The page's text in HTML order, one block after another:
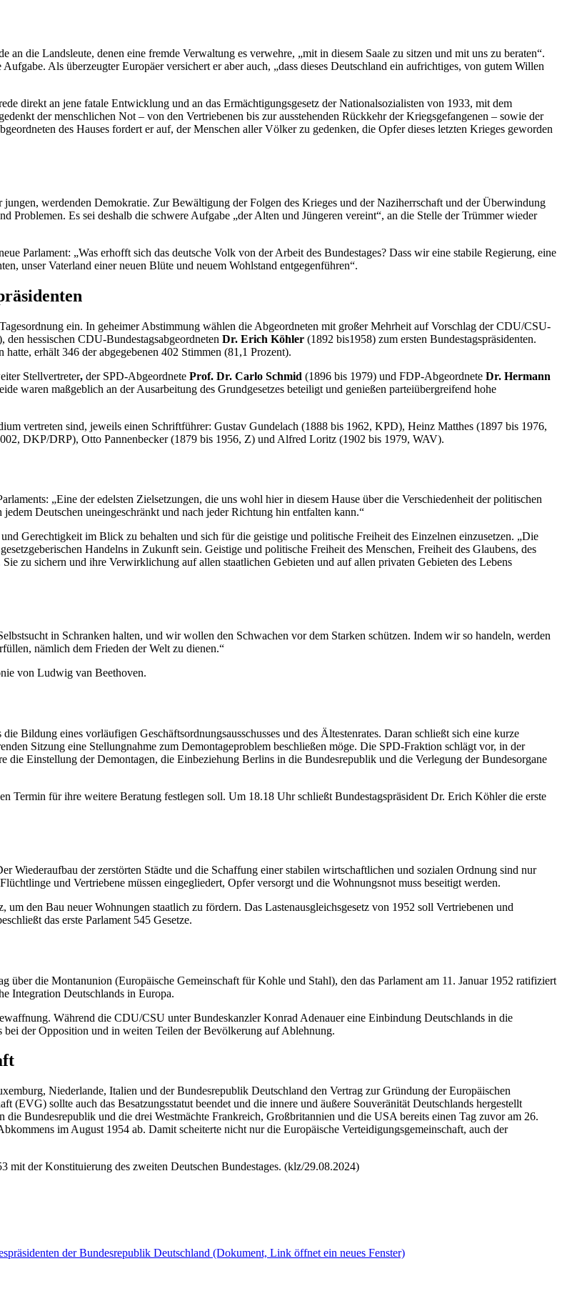
die Landsleute, denen eine fremde Verwaltung es verwehre, „mit in diesem Saale zu sitzen und mit uns zu beraten“.
Als überzeugter Europäer versichert er aber auch, „dass dieses Deutschland ein aufrichtiges, von gutem Willen
direkt an jene fatale Entwicklung und an das Ermächtigungsgesetz der Nationalsozialisten von 1933, mit dem
der menschlichen Not – von den Vertriebenen bis zur ausstehenden Rückkehr der Kriegsgefangenen – sowie der
des Hauses fordert er auf, der Menschen aller Völker zu gedenken, die Opfer dieses letzten Krieges geworden
werdenden Demokratie. Zur Bewältigung der Folgen des Krieges und der Naziherrschaft und der Überwindung
Es sei deshalb die schwere Aufgabe „der Alten und Jüngeren vereint“, an die Stelle der Trümmer wieder
Parlament: „Was erhofft sich das deutsche Volk von der Arbeit des Bundestages? Dass wir eine stabile Regierung, eine
unser Vaterland einer neuen Blüte und neuem Wohlstand entgegenführen“.
ein. In geheimer Abstimmung wählen die Abgeordneten mit großer Mehrheit auf Vorschlag der CDU/CSU-
hessischen CDU-Bundestagsabgeordneten Dr. Erich Köhler (1892 bis1958) zum ersten Bundestagspräsidenten.
erhält 346 der abgegebenen 402 Stimmen (81,1 Prozent).
Stellvertreter, der SPD-Abgeordnete Prof. Dr. Carlo Schmid (1896 bis 1979) und FDP-Abgeordnete Dr. Hermann
waren maßgeblich an der Ausarbeitung des Grundgesetzes beteiligt und genießen parteiübergreifend hohe
vertreten sind, jeweils einen Schriftführer: Gustav Gundelach (1888 bis 1962, KPD), Heinz Matthes (1897 bis 1976,
DKP/DRP), Otto Pannenbecker (1879 bis 1956, Z) und Alfred Loritz (1902 bis 1979, WAV).
„Eine der edelsten Zielsetzungen, die uns wohl hier in diesem Hause über die Verschiedenheit der politischen
Deutschen uneingeschränkt und nach jeder Richtung hin entfalten kann.“
Gerechtigkeit im Blick zu behalten und sich für die geistige und politische Freiheit des Einzelnen einzusetzen. „Die
Handelns in Zukunft sein. Geistige und politische Freiheit des Menschen, Freiheit des Glaubens, des
zu sichern und ihre Verwirklichung auf allen staatlichen Gebieten und auf allen privaten Gebieten des Lebens
in Schranken halten, und wir wollen den Schwachen vor dem Starken schützen. Indem wir so handeln, werden
nämlich dem Frieden der Welt zu dienen.“
von Ludwig van Beethoven.
Bildung eines vorläufigen Geschäftsordnungsausschusses und des Ältestenrates. Daran schließt sich eine kurze
Sitzung eine Stellungnahme zum Demontageproblem beschließen möge. Die SPD-Fraktion schlägt vor, in der
die Einstellung der Demontagen, die Einbeziehung Berlins in die Bundesrepublik und die Verlegung der Bundesorgane
Termin für ihre weitere Beratung festlegen soll. Um 18.18 Uhr schließt Bundestagspräsident Dr. Erich Köhler die erste
Wiederaufbau der zerstörten Städte und die Schaffung einer stabilen wirtschaftlichen und sozialen Ordnung sind nur
und Vertriebene müssen eingegliedert, Opfer versorgt und die Wohnungsnot muss beseitigt werden.
den Bau neuer Wohnungen staatlich zu fördern. Das Lastenausgleichsgesetz von 1952 soll Vertriebenen und
das erste Parlament 545 Gesetze.
die Montanunion (Europäische Gemeinschaft für Kohle und Stahl), den das Parlament am 11. Januar 1952 ratifiziert
Integration Deutschlands in Europa.
Während die CDU/CSU unter Bundeskanzler Konrad Adenauer eine Einbindung Deutschlands in die
bei der Opposition und in weiten Teilen der Bevölkerung auf Ablehnung.
Niederlande, Italien und der Bundesrepublik Deutschland den Vertrag zur Gründung der Europäischen
sollte auch das Besatzungsstatut beendet und die innere und äußere Souveränität Deutschlands hergestellt
Bundesrepublik und die drei Westmächte Frankreich, Großbritannien und die USA bereits einen Tag zuvor am 26.
im August 1954 ab. Damit scheiterte nicht nur die Europäische Verteidigungsgemeinschaft, auch der
mit der Konstituierung des zweiten Deutschen Bundestages. (klz/29.08.2024)
der Bundesrepublik Deutschland (Dokument, Link öffnet ein neues Fenster)